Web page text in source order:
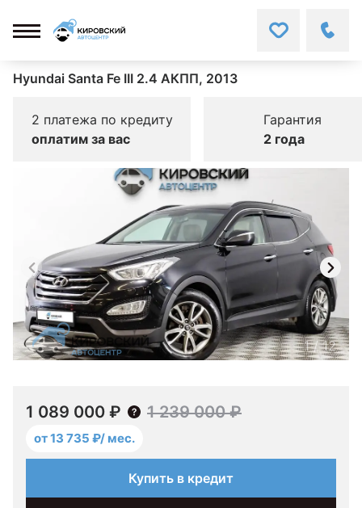
Hyundai Santa Fe III 2.4 АКПП, 2013
2 платежа по кредиту
оплатим за вас
Гарантия
2 года
1/12
1 089 000 ₽ 1 239 000 ₽
от 13 735 ₽/ мес.
Купить в кредит